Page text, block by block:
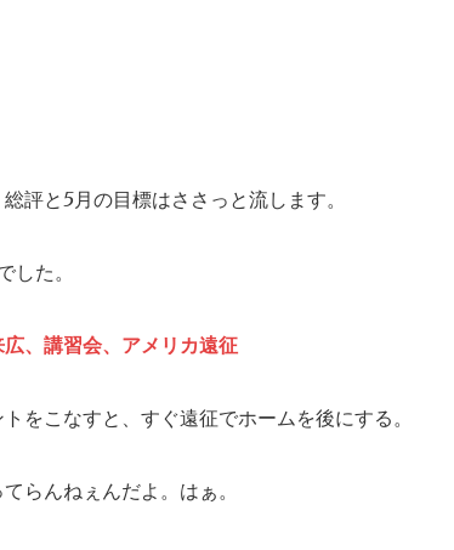
評と5月の目標はささっと流します。
した。
、講習会、アメリカ遠征
をこなすと、すぐ遠征でホームを後にする。
らんねぇんだよ。はぁ。